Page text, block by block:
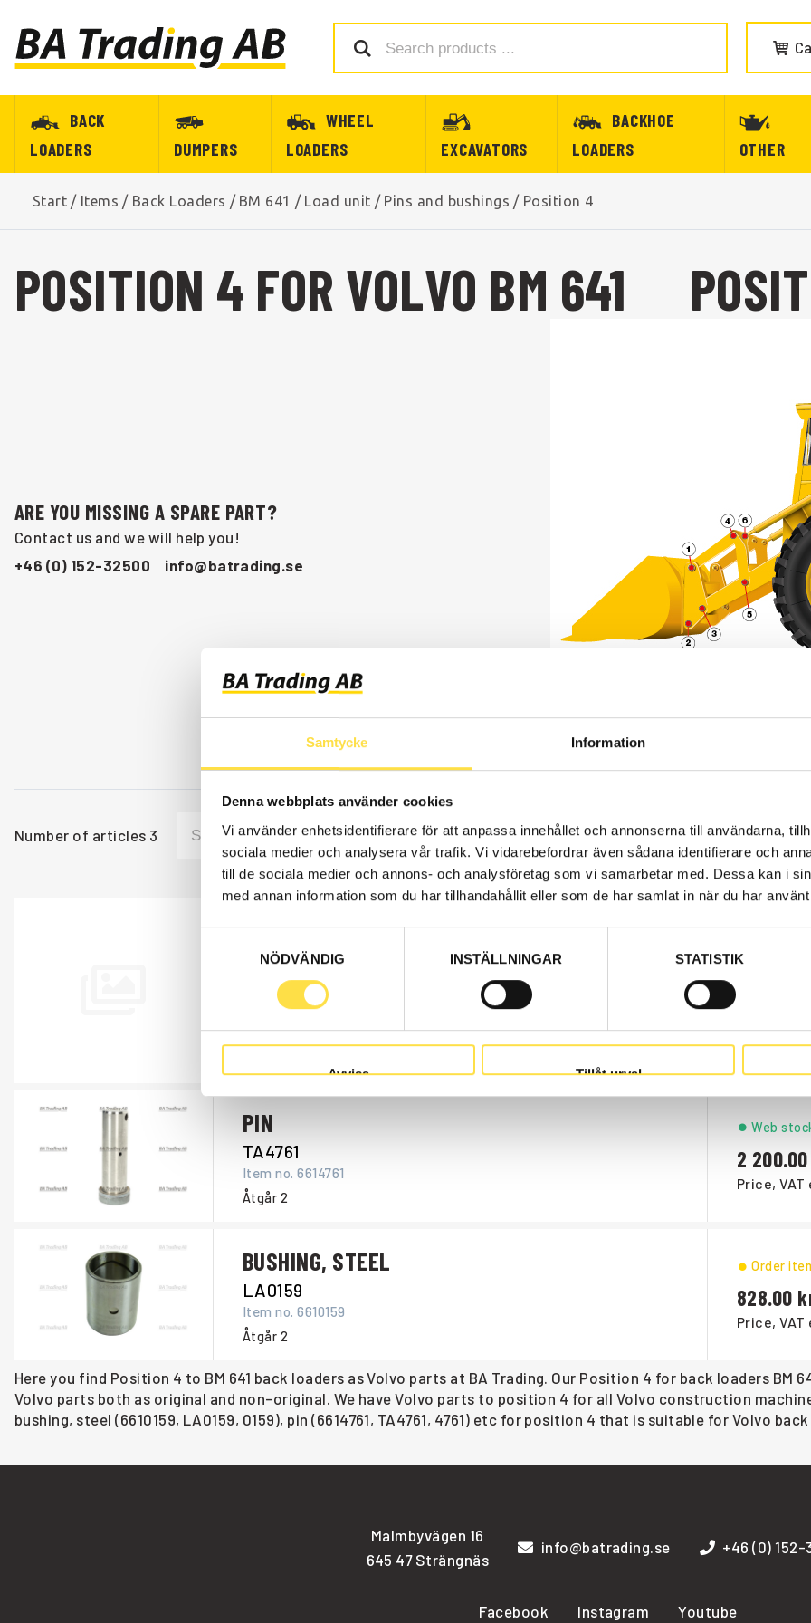
Samtycke Information
Denna webbplats använder cookies
Vi använder enhetsidentifierare för att anpassa innehållet och annonserna till användarna,
sociala medier och analysera vår trafik. Vi vidarebefordrar även sådana identifierare och
till de sociala medier och annons- och analysföretag som vi samarbetar med. Dessa kan i
med annan information som du har tillhandahållit eller som de har samlat in när du har
NÖDVÄNDIG
INSTÄLLNINGAR STATISTIK
Avvisa Tillåt urval
BACK
LOADERS
DUMPERS
WHEEL
LOADERS
EXCAVATORS
BACKHOE
LOADERS
OTHER
Start / Items / Back Loaders / BM 641 / Load unit / Pins and bushings / Position 4
POSITION 4 FOR VOLVO BM 641
ARE YOU MISSING A SPARE PART?
Contact us and we will help you!
+46 (0) 152-32500
info@batrading.se
Number of articles 3
Position 4
LAG1750
Item no.P3628_4
Position 4 innehåller följande artiklar:
2 st artnr: LA0159 Bussning.
PIN
TA4761
Item no.6614761
Åtgår 2
Price, VAT
2 200.00
Web
BUSHING, STEEL
LA0159
Item no.6610159
Åtgår 2
Price, VAT
828.00
Order
Here you find Position 4 to BM 641 back loaders as Volvo parts at BA Trading. Our Position 4 for back loaders BM
Volvo parts both as original and non-original. We have Volvo parts to position 4 for all Volvo construction
bushing, steel (6610159, LA0159, 0159), pin (6614761, TA4761, 4761) etc for position 4 that is suitable for Volvo back
Malmbyvägen 16
645 47 Strängnäs
info@batrading.se +46 (0)
Facebook Instagram Youtube